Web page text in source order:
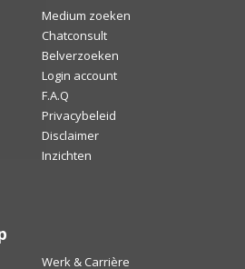
Medium zoeken
Chatconsult
Belverzoeken
Login account
F.A.Q
Privacybeleid
Disclaimer
Inzichten
Werk & Carrière